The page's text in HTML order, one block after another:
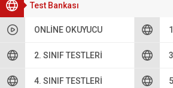
Test Bankası
ONLINE OKUYUCU
2. SINIF TESTLERI
4. SINIF TESTLERI